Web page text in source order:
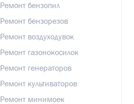
Ремонт бензопил
Ремонт бензорезов
Ремонт воздуходувок
Ремонт газонокосилок
Ремонт генераторов
Ремонт культиваторов
Ремонт минимоек